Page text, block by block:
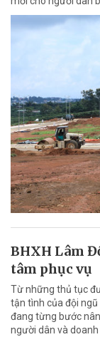
BHXH Lâm
tâm phục vụ
Từ những thủ tục
tận tình của đội ngũ
đang từng bước
người dân và